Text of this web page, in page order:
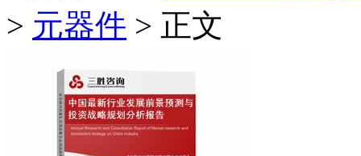
> 元器件 > 正文